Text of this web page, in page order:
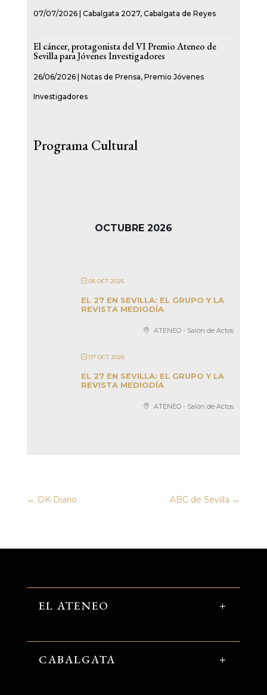
07/07/2026| Cabalgata 2027, Cabalgata de Reyes
El cáncer, protagonista del VI Premio Ateneo de
Sevilla para Jóvenes Investigadores
26/06/2026| Notas de Prensa, Premio Jóvenes
Investigadores
Programa Cultural
OCTUBRE 2026
06 OCT 2026
EL 27 EN SEVILLA: EL GRUPO Y LA
REVISTA MEDIODÍA
ATENEO - Salón de Actos
07 OCT 2026
EL 27 EN SEVILLA: EL GRUPO Y LA
REVISTA MEDIODÍA
ATENEO - Salón de Actos
← OK Diario ABC de Sevilla →
EL ATENEO
CABALGATA